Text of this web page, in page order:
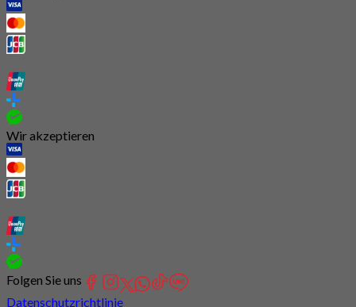
Wir akzeptieren
Folgen Sie uns
Datenschutzrichtlinie